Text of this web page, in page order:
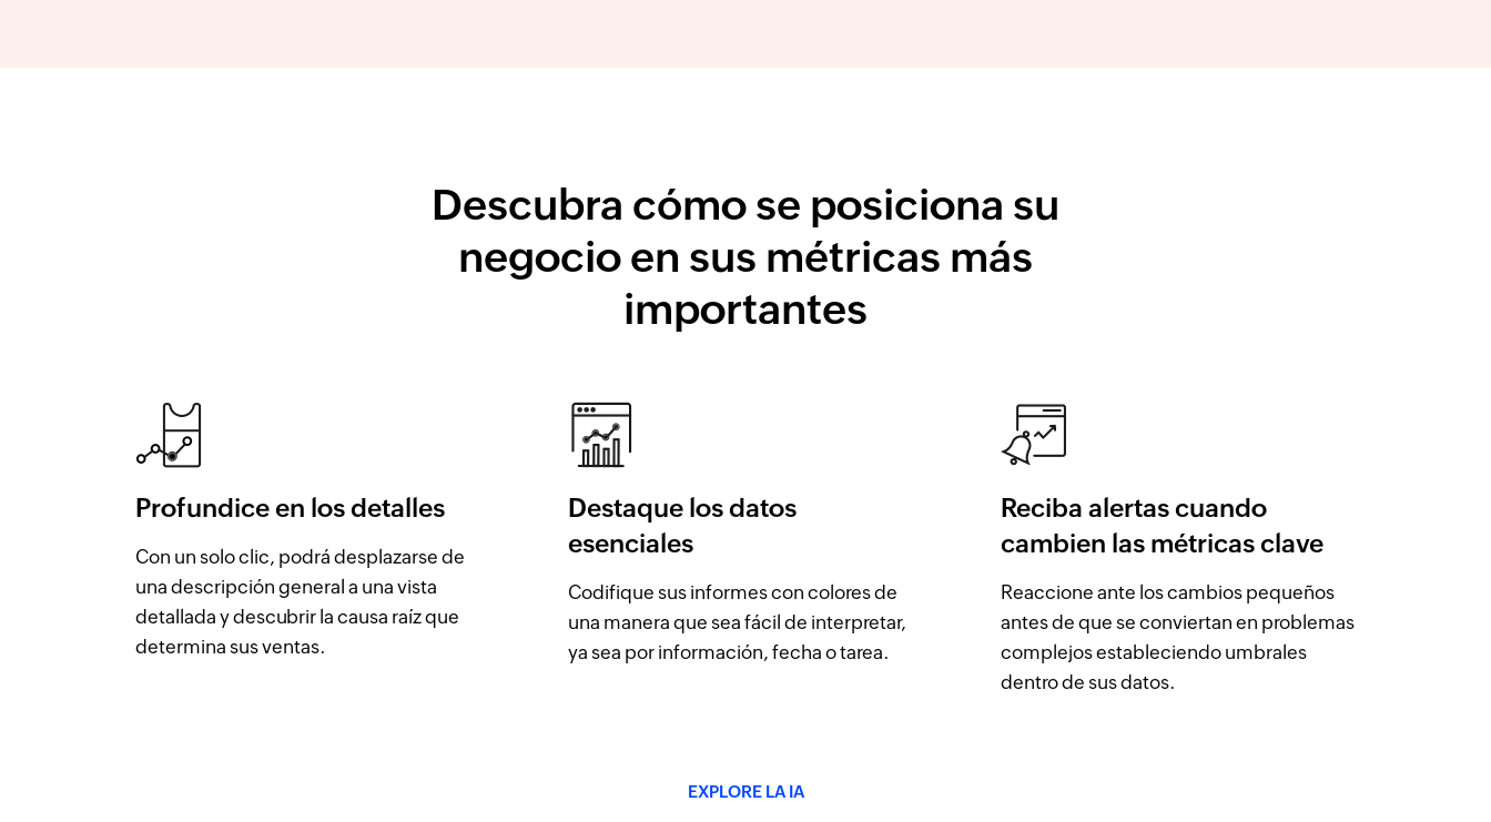
Descubra cómo se posiciona su
negocio en sus métricas más
importantes
Profundice en los detalles
Con un solo clic, podrá desplazarse de
una descripción general a una vista
detallada y descubrir la causa raíz que
determina sus ventas.
Destaque los datos
esenciales
Codifique sus informes con colores de
una manera que sea fácil de interpretar,
ya sea por información, fecha o tarea.
Reciba alertas cuando
cambien las métricas clave
Reaccione ante los cambios pequeños
antes de que se conviertan en problemas
complejos estableciendo umbrales
dentro de sus datos.
EXPLORE LA IA